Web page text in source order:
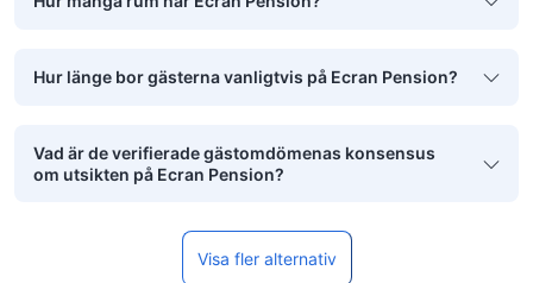
Hur länge bor gästerna vanligtvis på Ecran Pension?
Vad är de verifierade gästomdömenas konsensus
om utsikten på Ecran Pension?
Visa fler alternativ